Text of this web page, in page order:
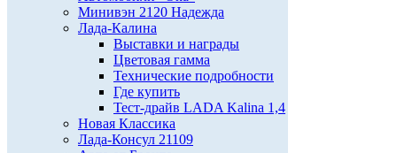
Минивэн 2120 Надежда
Лада-Калина
Выставки и награды
Цветовая гамма
Технические подробности
Где купить
Тест-драйв LADA Kalina 1,4
Новая Классика
Лада-Консул 21109